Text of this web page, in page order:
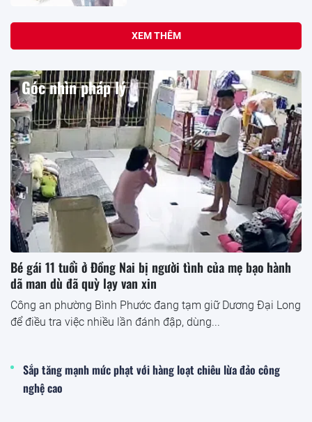
XEM THÊM
Góc nhìn pháp lý
Bé gái 11 tuổi ở Đồng Nai bị người tình của mẹ bạo hành
dã man dù đã quỳ lạy van xin
Công an phường Bình Phước đang tạm giữ Dương Đại Long
để điều tra việc nhiều lần đánh đập, dùng...
Sắp tăng mạnh mức phạt với hàng loạt chiêu lừa đảo công
nghệ cao